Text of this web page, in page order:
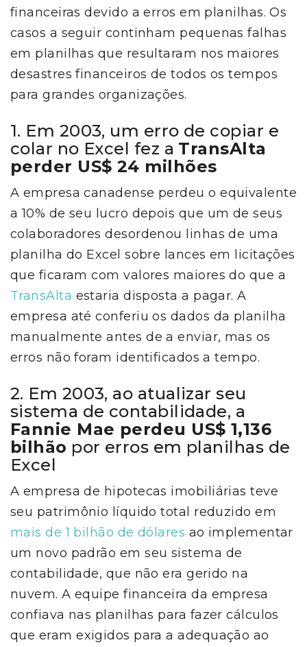
financeiras devido a erros em planilhas. Os
casos a seguir continham pequenas falhas
em planilhas que resultaram nos maiores
desastres financeiros de todos os tempos
para grandes organizações.
1. Em 2003, um erro de copiar e
colar no Excel fez a TransAlta
perder US$ 24 milhões
A empresa canadense perdeu o equivalente
a 10% de seu lucro depois que um de seus
colaboradores desordenou linhas de uma
planilha do Excel sobre lances em licitações
que ficaram com valores maiores do que a
TransAlta estaria disposta a pagar. A
empresa até conferiu os dados da planilha
manualmente antes de a enviar, mas os
erros não foram identificados a tempo.
2. Em 2003, ao atualizar seu
sistema de contabilidade, a
Fannie Mae perdeu US$ 1,136
bilhão por erros em planilhas de
Excel
A empresa de hipotecas imobiliárias teve
seu patrimônio líquido total reduzido em
mais de 1 bilhão de dólares ao implementar
um novo padrão em seu sistema de
contabilidade, que não era gerido na
nuvem. A equipe financeira da empresa
confiava nas planilhas para fazer cálculos
que eram exigidos para a adequação ao